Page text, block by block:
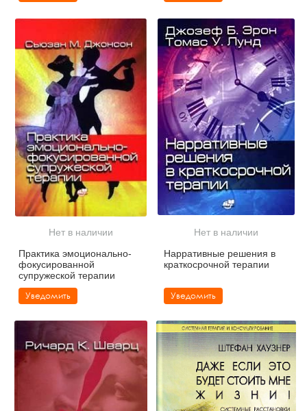
Нет в наличии
Практика эмоционально-
фокусированной
супружеской терапии
Уведомить
Нет в наличии
Нарративные решения в
краткосрочной терапии
Уведомить